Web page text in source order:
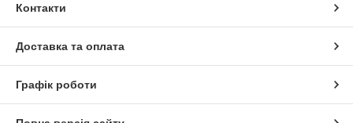
Контакти
Доставка та оплата
Графік роботи